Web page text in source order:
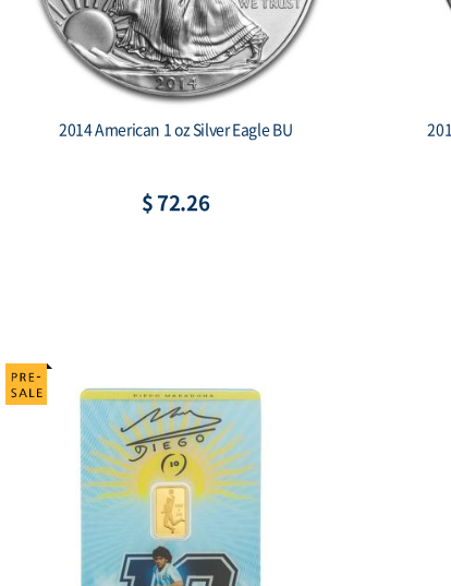
2019 South Korea 1 oz Silver Taekwondo
$ 265.73